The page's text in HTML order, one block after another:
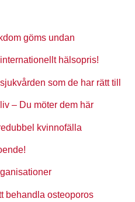
göms undan
hälsopris!
som de har rätt till
– Du möter dem här
kvinnofälla
behandla osteoporos